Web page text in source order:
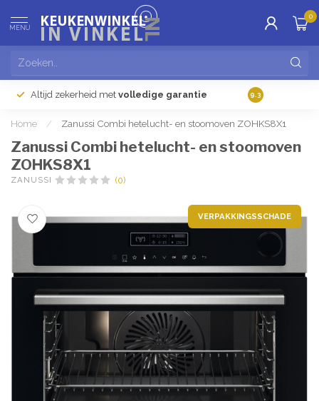
MENU
0
Altijd zekerheid met volledige garantie Gratis
9.3
Home / Zanussi Combi hetelucht- en stoomoven ZOHKS8X1
Zanussi Combi hetelucht- en stoomoven
ZOHKS8X1
ZANUSSI (0)
VERPAKKINGSSCHADE